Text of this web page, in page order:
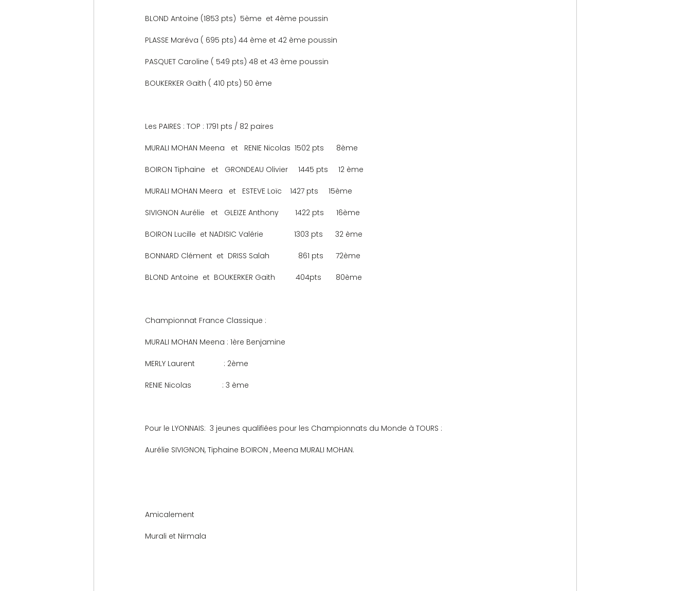
BLOND Antoine (1853 pts)  5ème  et 4ème poussin
PLASSE Maréva ( 695 pts) 44 ème et 42 ème poussin
PASQUET Caroline ( 549 pts) 48 et 43 ème poussin
BOUKERKER Gaith ( 410 pts) 50 ème
Les PAIRES : TOP : 1791 pts / 82 paires
MURALI MOHAN Meena   et   RENIE Nicolas  1502 pts      8ème
BOIRON Tiphaine   et   GRONDEAU Olivier     1445 pts     12 ème
MURALI MOHAN Meera   et   ESTEVE Loïc    1427 pts     15ème
SIVIGNON Aurélie   et   GLEIZE Anthony        1422 pts      16ème
BOIRON Lucille  et NADISIC Valérie               1303 pts      32 ème
BONNARD Clément  et  DRISS Salah              861 pts      72ème
BLOND Antoine  et  BOUKERKER Gaith          404pts       80ème
Championnat France Classique :
MURALI MOHAN Meena : 1ère Benjamine
MERLY Laurent              : 2ème
RENIE Nicolas               : 3 ème
Pour le LYONNAIS:  3 jeunes qualifiées pour les Championnats du Monde à TOURS :
Aurélie SIVIGNON, Tiphaine BOIRON , Meena MURALI MOHAN.
Amicalement
Murali et Nirmala